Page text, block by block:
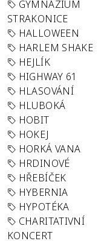
GYMNÁZIUM
STRAKONICE
HALLOWEEN
HARLEM SHAKE
HEJLÍK
HIGHWAY 61
HLASOVÁNÍ
HLUBOKÁ
HOBIT
HOKEJ
HORKÁ VANA
HRDINOVÉ
HŘEBÍČEK
HYBERNIA
HYPOTÉKA
CHARITATIVNÍ
KONCERT